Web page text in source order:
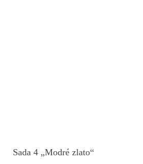
Sada 4 „Modré zlato“